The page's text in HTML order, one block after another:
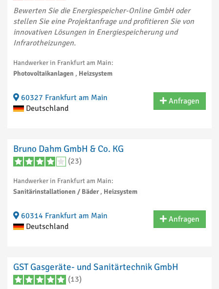
Bewerten Sie die Energiespeicher-Online GmbH oder
stellen Sie eine Projektanfrage und profitieren Sie von
innovativen Lösungen in Energiespeicherung und
Infrarotheizungen.
Handwerker in Frankfurt am Main:
Photovoltaikanlagen , Heizsystem
60327 Frankfurt am Main
Deutschland
Anfragen
Bruno Dahm GmbH & Co. KG
(23)
Handwerker in Frankfurt am Main:
Sanitärinstallationen / Bäder , Heizsystem
60314 Frankfurt am Main
Deutschland
Anfragen
GST Gasgeräte- und Sanitärtechnik GmbH
(13)